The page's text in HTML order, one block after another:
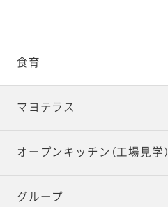
食育
マヨテラス
オープンキッチン（工場見学）
グループ